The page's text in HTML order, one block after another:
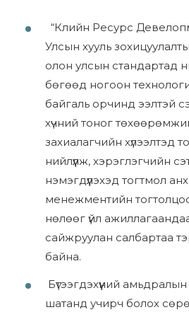
“Клийн Ресурс
Улсын хууль
олон улсын стандартад
бөгөөд ногоон
байгаль орчинд ээлтэй
хүчний тоног
захиалагчийн хүлээлтэд
нийлүүлж, хэрэглэгчийн
нэмэгдүүлэхэд тогтмол
менежментийн
нөлөөг үйл
сайжруулан салбартаа
байна.
Бүтээгдэхүүний
шатанд учирч болох
Бид EcoFlow, IceCo зэрэг
сэргээгдэх эрчим хүчний
Манай бүтээгдэхүүний ангилалд:
Зөөврийн цахилгаан эх
Stations)
Нарны хавтан (Solar Panels)
Дагалдах хэрэгсэл
Зөөврийн хөлдөөгч (Portable
3.2 Үзүүлэх үйлчилгээ
Мэргэжлийн угсралт,
Техникийн дэмжлэг, засвар
Баталгаат засварын хөтөлбөр
Бүтээгдэхүүний талаар
Манай харилцагчийн
холбогдох
Суурилуулалт эсвэл
үйлчилгээ авах хүсэлт гаргах
Мэдээллийн хуудас эсвэл
бүртгүүлэх (хэрэв боломжтой
Утас, имэйл, эсвэл холбоо
бидэнтэй харилцах
Энэхүү мэдээлэлд дараах зүйлс
Нэр болон холбоо барих
имэйл хаяг)
Хүргэлтийн хаяг